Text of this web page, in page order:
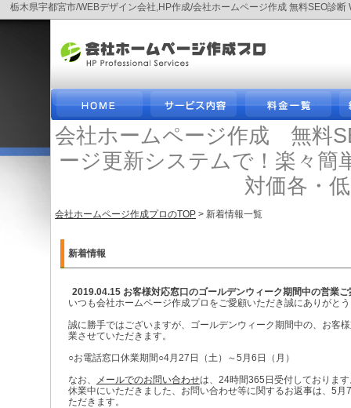
栃木県宇都宮市/WEBデザイン会社,HP作成/会社ホームページ作成 無料SEO
会社ホームページ作成 無料
ージ更新システムで！楽々簡
対価各・
会社ホームページ作成プロのTOP > 新着情報一覧
新着情報
2019.04.15 お客様対応窓口のゴールデンウィーク期間中の営業ご
いつも会社ホームページ作成プロをご愛顧いただき誠にありがと
誠に勝手ではございますが、ゴールデンウィーク期間中の、お客
業させていただきます。
○お電話窓口休業期間○4月27日（土）～5月6日（月）
なお、
メールでのお問い合わせは、24時間365日受付しておりま
休業中にいただきました、お問い合わせ等に関するお返事は、5月
ただきます。